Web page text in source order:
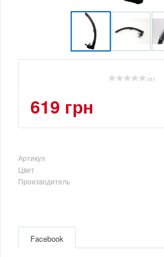
( 0 )
619 грн
Артикул
Цвет
Производитель
Facebook